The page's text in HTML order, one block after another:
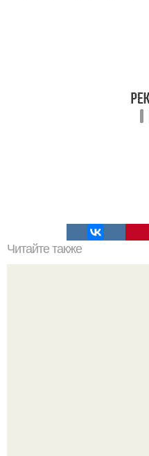
Читайте также